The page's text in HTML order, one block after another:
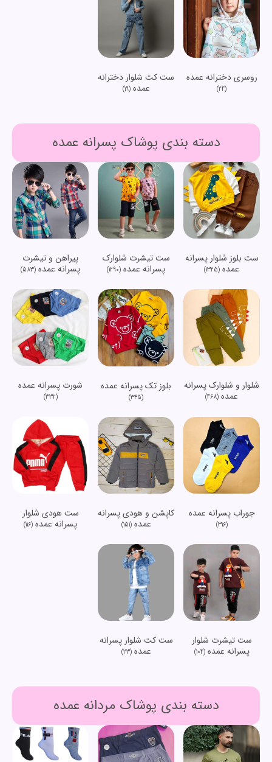
روسری دخترانه عمده
(24)
ست کت شلوار دخترانه
عمده(19)
دسته بندی پوشاک پسرانه عمده
ست بلوز شلوار پسرانه
عمده (1325)
ست تیشرت شلوارک
پسرانه عمده (1290)
پیراهن و تیشرت
پسرانه عمده (583)
شلوار و شلوارک پسرانه
عمده (468)
بلوز تک پسرانه عمده
(345)
شورت پسرانه عمده
(332)
جوراب پسرانه عمده
(316)
کاپشن و هودی پسرانه
عمده(151)
ست هودی شلوار
پسرانه عمده (116)
ست تیشرت شلوار
پسرانه عمده(104)
ست کت شلوار پسرانه
عمده(23)
دسته بندی پوشاک مردانه عمده